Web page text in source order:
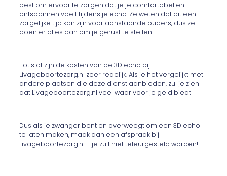
best om ervoor te zorgen dat je je comfortabel en
ontspannen voelt tijdens je echo. Ze weten dat dit een
zorgelijke tijd kan zijn voor aanstaande ouders, dus ze
doen er alles aan om je gerust te stellen
Tot slot zijn de kosten van de 3D echo bij
Livageboortezorg.nl zeer redelijk. Als je het vergelijkt met
andere plaatsen die deze dienst aanbieden, zul je zien
dat Livageboortezorg.nl veel waar voor je geld biedt
Dus als je zwanger bent en overweegt om een 3D echo
te laten maken, maak dan een afspraak bij
Livageboortezorg.nl – je zult niet teleurgesteld worden!